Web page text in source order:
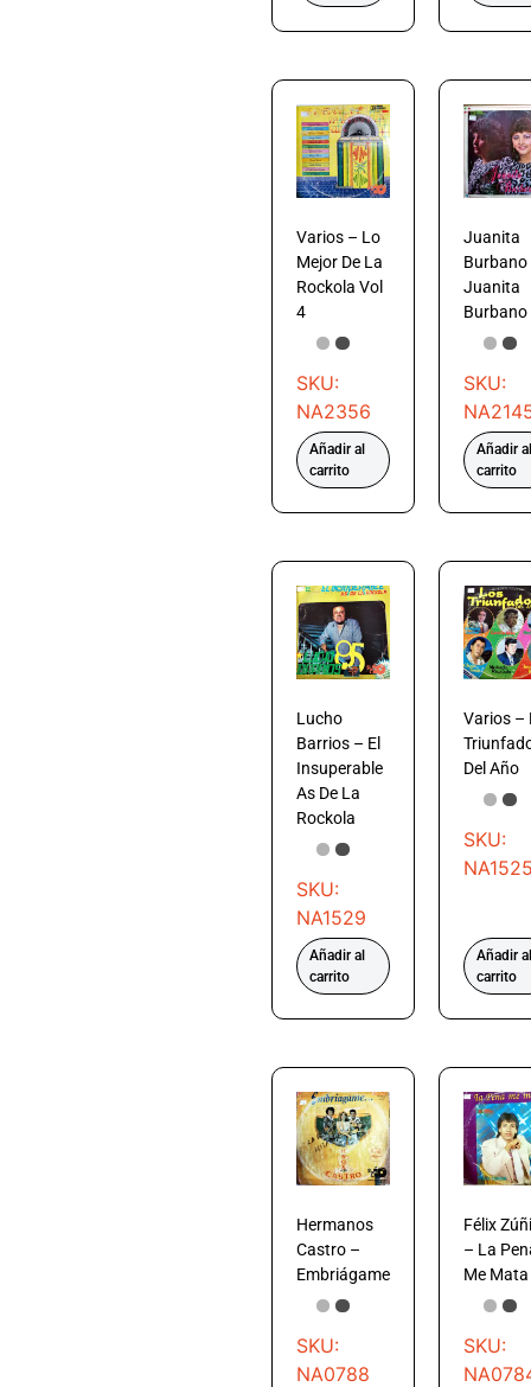
Varios – Lo
Mejor De La
Rockola Vol
4
SKU:
NA2356
Añadir al
carrito
Juanita
Burbano
Juanita
Burbano
SKU:
Añadir al
carrito
Lucho
Barrios – El
Insuperable
As De La
Rockola
SKU:
NA1529
Añadir al
carrito
Varios –
Del Año
SKU:
Añadir al
carrito
Hermanos
Castro –
Embriágame
SKU:
NA0788
Félix
– La
Me Mata
SKU: